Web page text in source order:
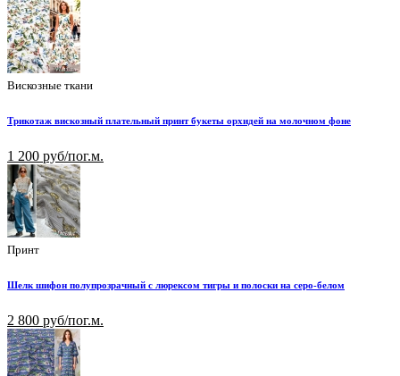
Вискозные ткани
Трикотаж вискозный плательный принт букеты орхидей на молочном фоне
1 200 руб/пог.м.
Принт
Шелк шифон полупрозрачный с люрексом тигры и полоски на серо-белом
2 800 руб/пог.м.